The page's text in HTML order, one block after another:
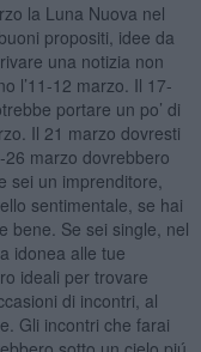
la Luna Nuova nel
propositi, idee da
una notizia non
l’11-12 marzo. Il 17-
portare un po’ di
Il 21 marzo dovresti
marzo dovrebbero
sei un imprenditore,
sentimentale, se hai
bene. Se sei single, nel
idonea alle tue
ideali per trovare
di incontri, al
Gli incontri che farai